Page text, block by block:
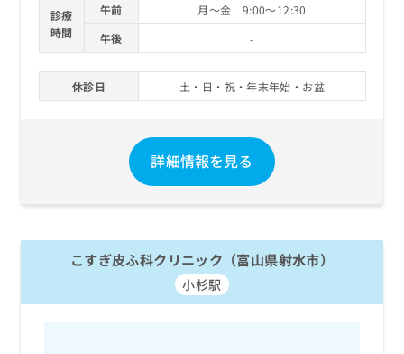
診療
時間
午前
月～金 9:00～12:30
午後
-
休診日 土・日・祝・年末年始・お盆
詳細情報を見る
こすぎ皮ふ科クリニック（富山県射水市）
小杉駅